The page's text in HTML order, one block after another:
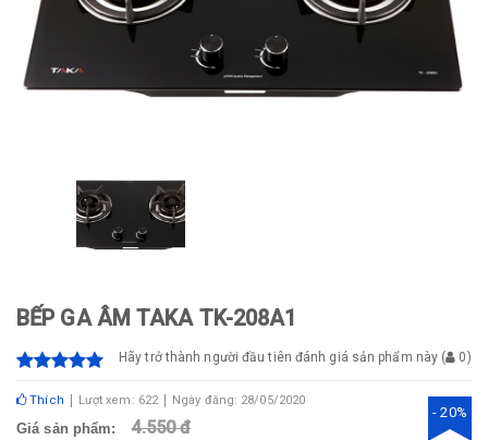
BẾP GA ÂM TAKA TK-208A1
Hãy trở thành người đầu tiên đánh giá sản phẩm này ( 0)
Thích Lượt xem: 622 Ngày đăng: 28/05/2020
Giá sản phẩm: 4.550 đ
- 20%